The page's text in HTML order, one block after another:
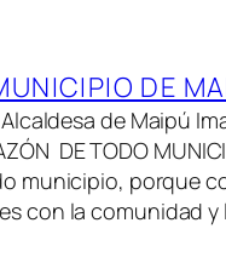
DE
de Maipú
DE TODO
municipio, porque
con la comunidad y